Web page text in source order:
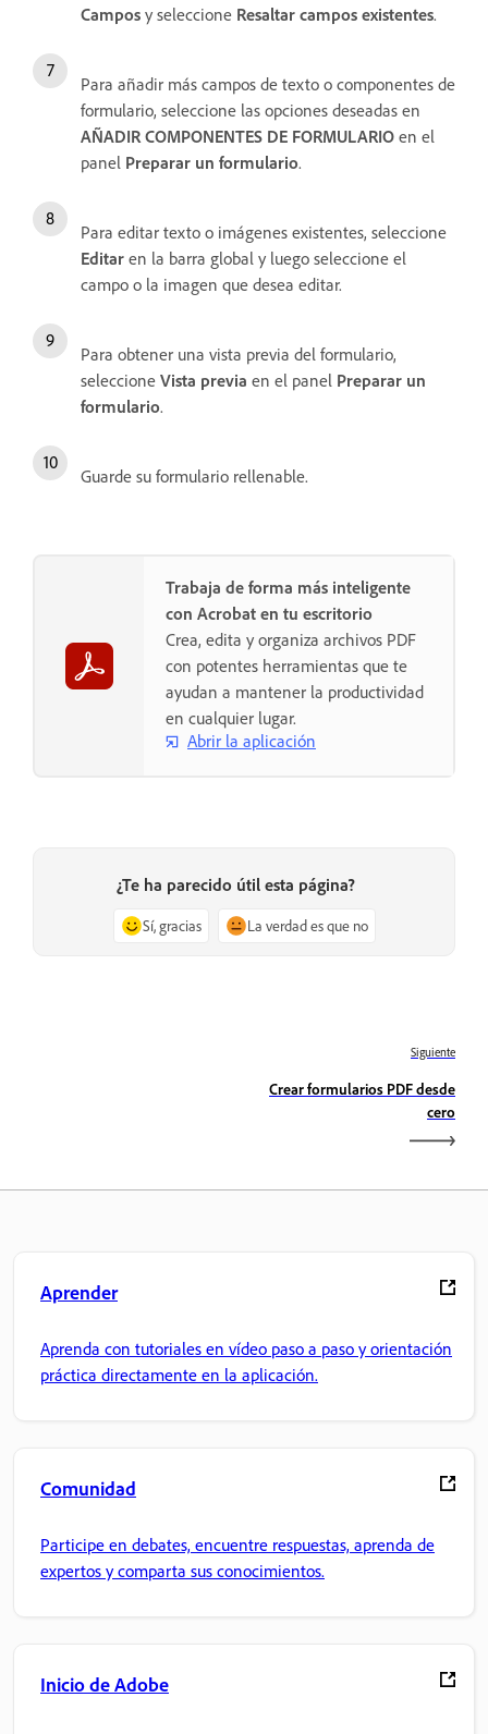
Campos y seleccione Resaltar campos existentes.
Para añadir más campos de texto o componentes de
formulario, seleccione las opciones deseadas en
AÑADIR COMPONENTES DE FORMULARIO en el
panel Preparar un formulario.
Para editar texto o imágenes existentes, seleccione
Editar en la barra global y luego seleccione el
campo o la imagen que desea editar.
Para obtener una vista previa del formulario,
seleccione Vista previa en el panel Preparar un
formulario.
Guarde su formulario rellenable.
Trabaja de forma más inteligente
con Acrobat en tu escritorio
Crea, edita y organiza archivos PDF
con potentes herramientas que te
ayudan a mantener la productividad
en cualquier lugar.
Abrir la aplicación
¿Te ha parecido útil esta página?
Sí, gracias La verdad es que no
Siguiente
Crear formularios PDF desde
cero
Aprender
Aprenda con tutoriales en vídeo paso a paso y orientación
práctica directamente en la aplicación.
Comunidad
Participe en debates, encuentre respuestas, aprenda de
expertos y comparta sus conocimientos.
Inicio de Adobe